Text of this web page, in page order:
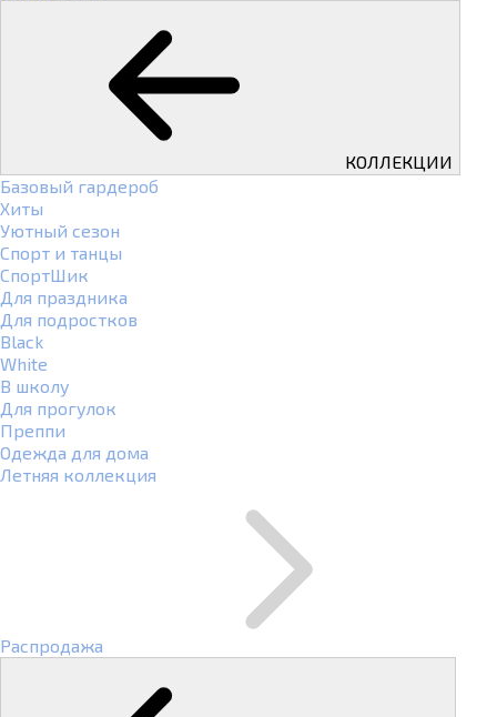
КОЛЛЕКЦИИ
Базовый гардероб
Хиты
Уютный сезон
Спорт и танцы
СпортШик
Для праздника
Для подростков
Black
White
В школу
Для прогулок
Преппи
Одежда для дома
Летняя коллекция
Распродажа